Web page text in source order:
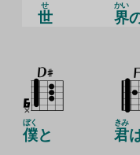
世
せ
界
かい
僕
ぼく
と 君
きみ